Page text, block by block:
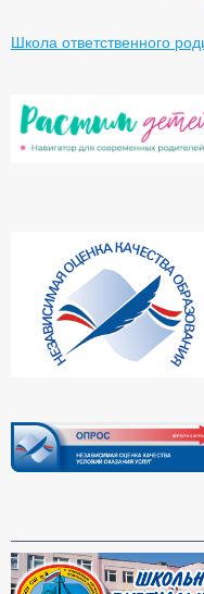
Школа ответственного